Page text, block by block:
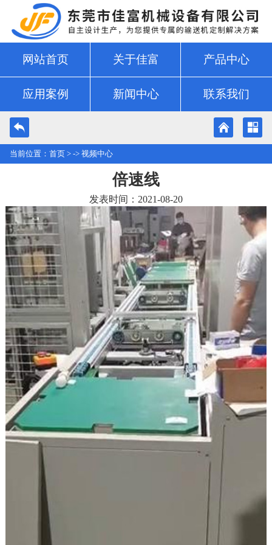
网站首页 关于佳富 产品中心
应用案例 新闻中心 联系我们
当前位置： 首页 > -> 视频中心
倍速线
发表时间：2021-08-20